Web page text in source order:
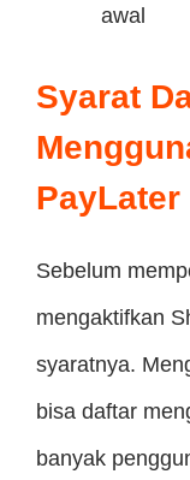
awal
Syarat
PayLater
Sebelum
mengaktifkan
syaratnya.
bisa daftar
banyak